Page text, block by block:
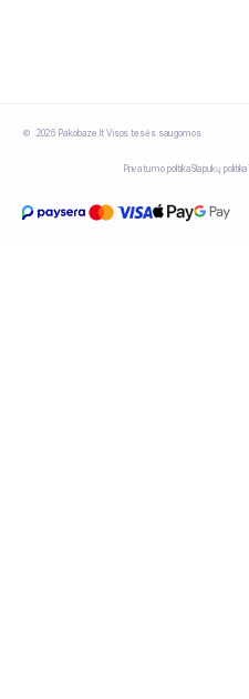
2026 Pakobaze.lt Visos tesės saugomos
Privatumo politikaSlapukų politika